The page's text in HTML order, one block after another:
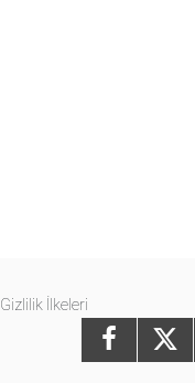
Gizlilik İlkeleri